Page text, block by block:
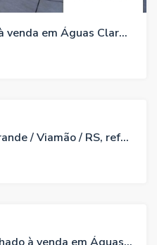
Casa fora de condomínio à venda em Águas Claras / Viamão / RS, referência 158
Área de terra no Morro Grande / Viamão / RS, referência 1296
Casas em condomínio fechado à venda em Águas Claras/Viamão/RS , referência 598